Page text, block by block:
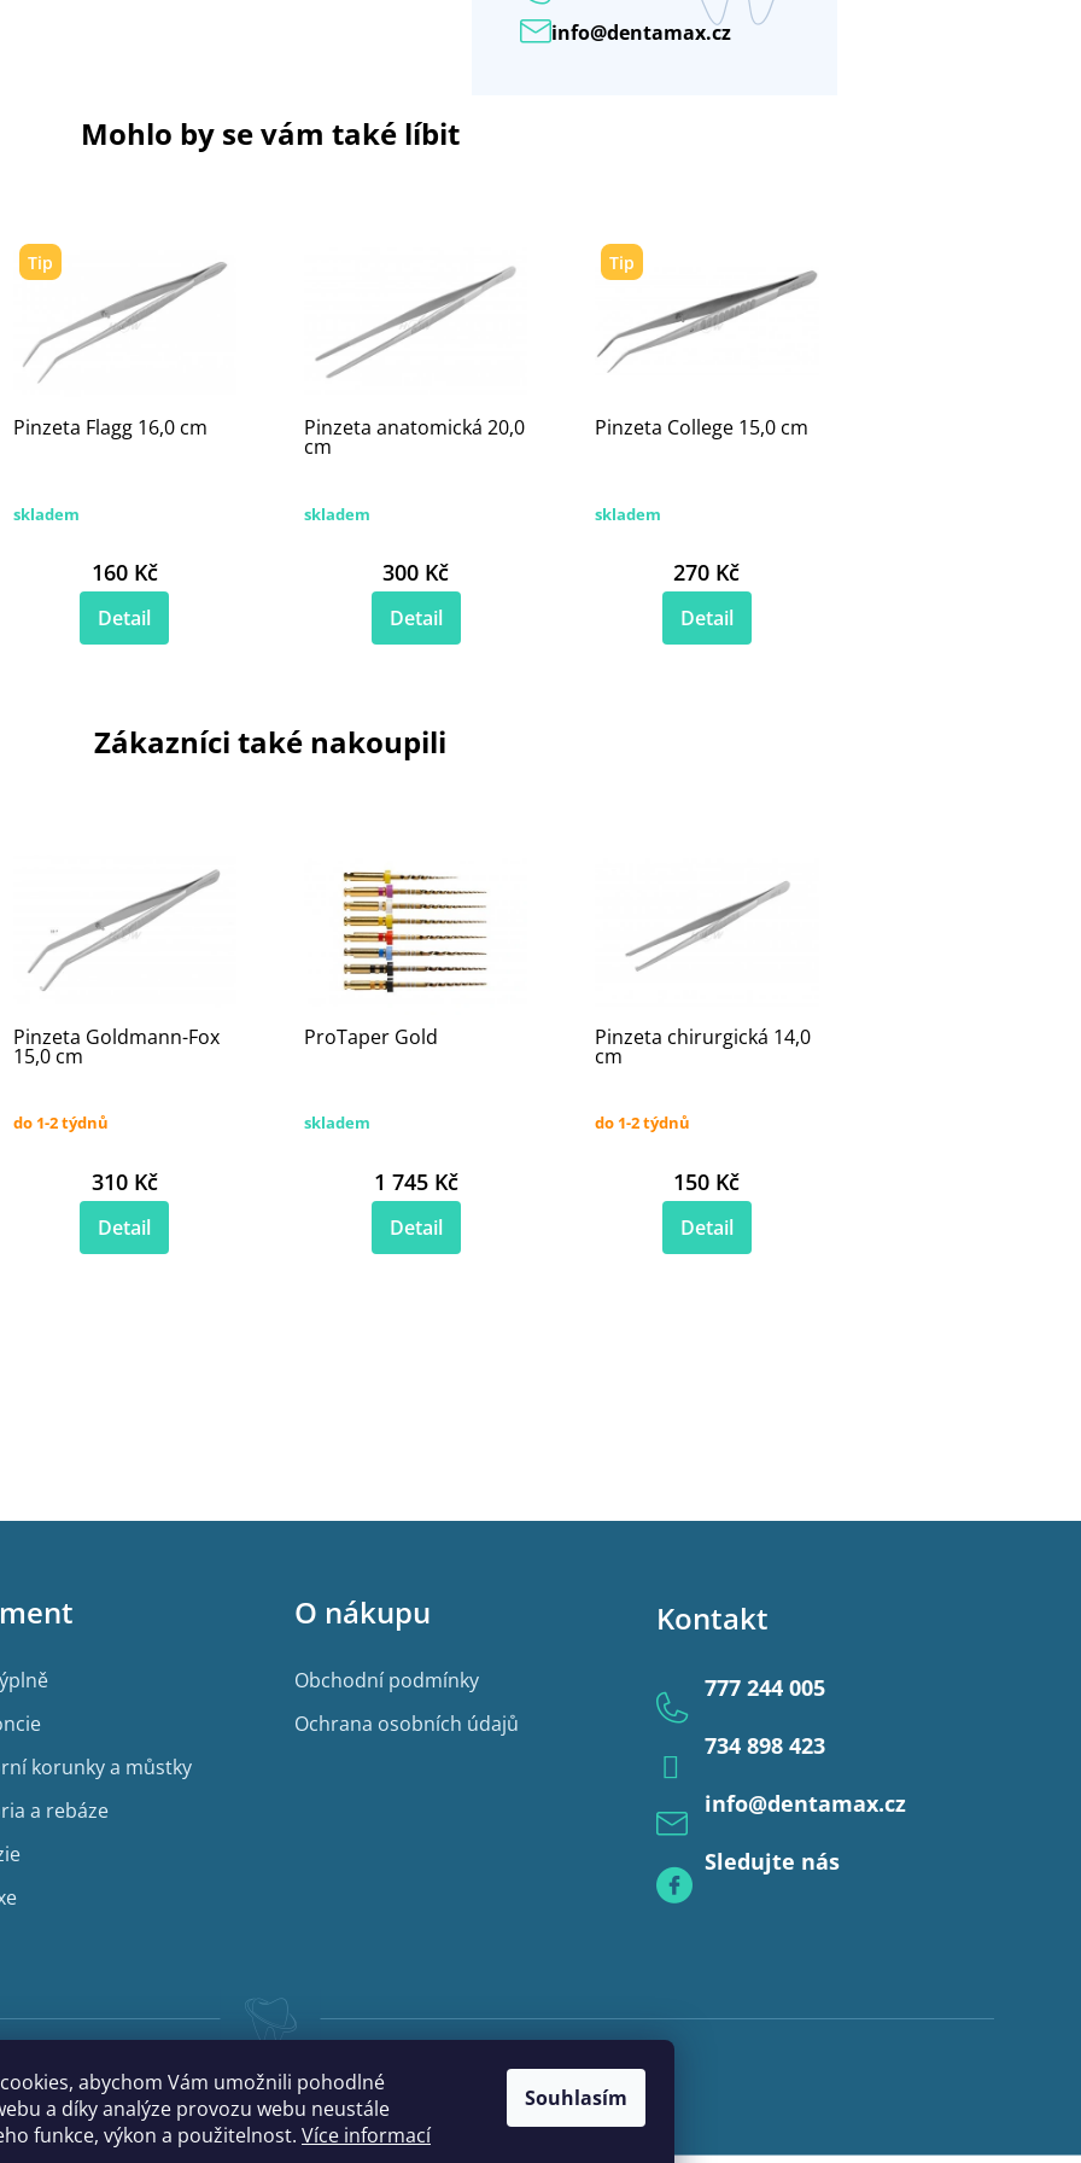
abychom Vám umožnili pohodlné
a díky analýze provozu webu neustále
funkce, výkon a použitelnost. Více informací
Souhlasím
info@dentamax.cz
Mohlo by se vám také líbit
Tip
Pinzeta Flagg 16,0 cm
skladem
160 Kč
Detail
Pinzeta anatomická 20,0
cm
skladem
300 Kč
Detail
Tip
Pinzeta College 15,0 cm
skladem
270 Kč
Detail
Zákazníci také nakoupili
Pinzeta Goldmann-Fox
15,0 cm
do 1-2 týdnů
310 Kč
Detail
ProTaper Gold
skladem
1 745 Kč
Detail
Pinzeta chirurgická 14,0
cm
do 1-2 týdnů
150 Kč
Detail
korunky a můstky
a rebáze
O nákupu
Obchodní podmínky
Ochrana osobních údajů
Kontakt
info@dentamax.cz
777 244 005
734 898 423
Sledujte nás